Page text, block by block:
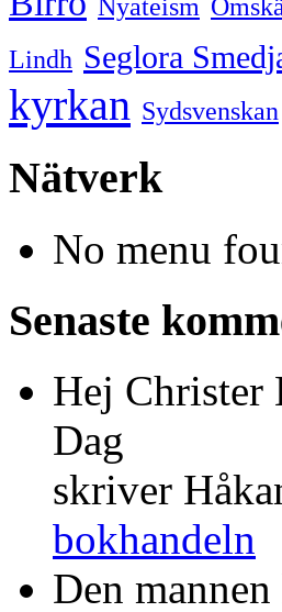
Nyateism
Lindh Seglora
kyrkan Sydsvenskan
Nätverk
No menu
Senaste
Hej Christer
Dag
skriver
bokhandeln
Den